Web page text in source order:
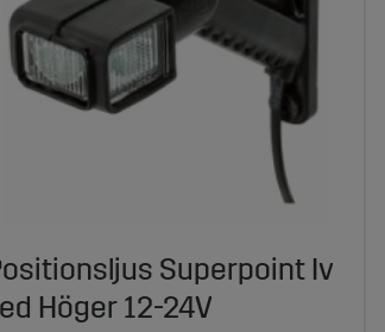
Superpoint Iv
Höger 12-24V